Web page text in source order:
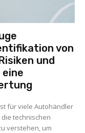
von
und
für viele Autohändler
technischen
verstehen, um